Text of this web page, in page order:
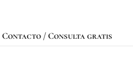
Contacto / Consulta gratis